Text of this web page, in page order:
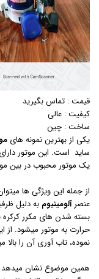
قیمت : تماس بگیرید
کیفیت : عالی
ساخت : چین
یکی از بهترین نمونه های
ساید است. این موتور
یک موتور محبوب در بین
از جمله این ویژگی ها
عنصرآلومینیوم به دلیل
بسته شدن های مکرر کرکره
حرارت به موتور میشود. از
نموده، تاب آوری آن را بالا
همین موضوع نشان میدهد